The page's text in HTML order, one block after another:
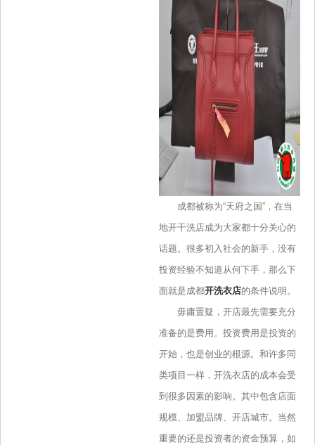
成都被称为“天府之国”，在当
地开干洗店成为大家都十分关心的
话题。很多初入社会的新手，没有
投资经验不知道从何下手，那么下
面就是成都开洗衣店的条件说明。
毋庸置疑，开店最先需要充分
准备的是费用。投资费用是投资的
开始，也是创业的根源。和许多同
类项目一样，开洗衣店的成本会受
到很多因素的影响。其中包含店面
规模、加盟品牌、开店城市。当然
重要的还是投资者的资金预算，如